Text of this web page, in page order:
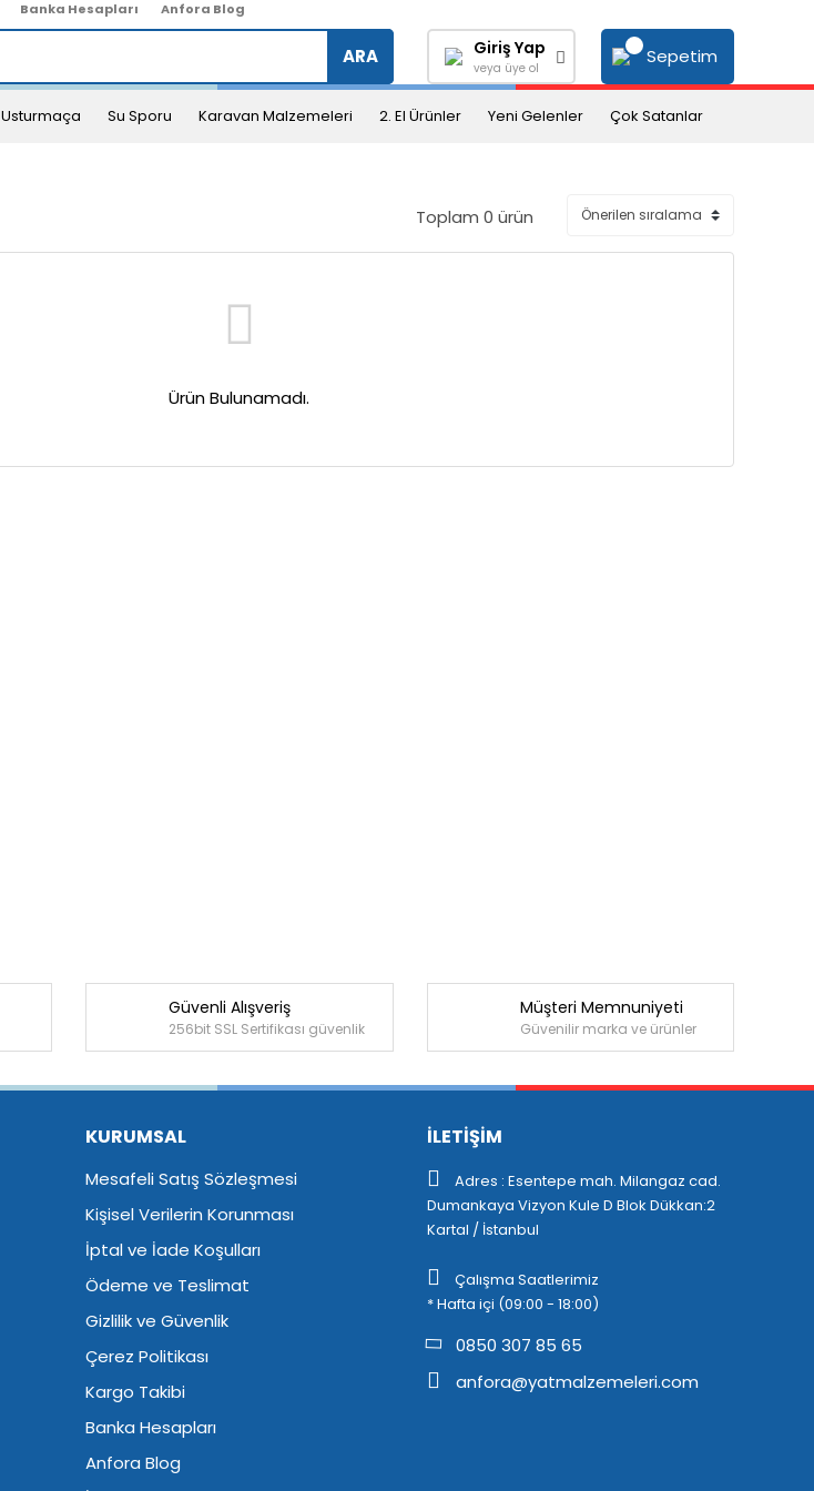
Banka Hesapları Anfora Blog
ARA Giriş Yap
veya üye ol
Sepetim
Usturmaça Su Sporu Karavan Malzemeleri 2. El Ürünler Yeni Gelenler Çok Satanlar
Toplam 0 ürün
Ürün Bulunamadı.
Güvenli Alışveriş
256bit SSL Sertifikası güvenlik
Müşteri Memnuniyeti
Güvenilir marka ve ürünler
KURUMSAL
Mesafeli Satış Sözleşmesi
Kişisel Verilerin Korunması
İptal ve İade Koşulları
Ödeme ve Teslimat
Gizlilik ve Güvenlik
Çerez Politikası
Kargo Takibi
Banka Hesapları
Anfora Blog
İLETİŞİM
Adres : Esentepe mah. Milangaz cad.
Dumankaya Vizyon Kule D Blok Dükkan:2
Kartal / İstanbul
Çalışma Saatlerimiz
* Hafta içi (09:00 - 18:00)
0850 307 85 65
anfora@yatmalzemeleri.com